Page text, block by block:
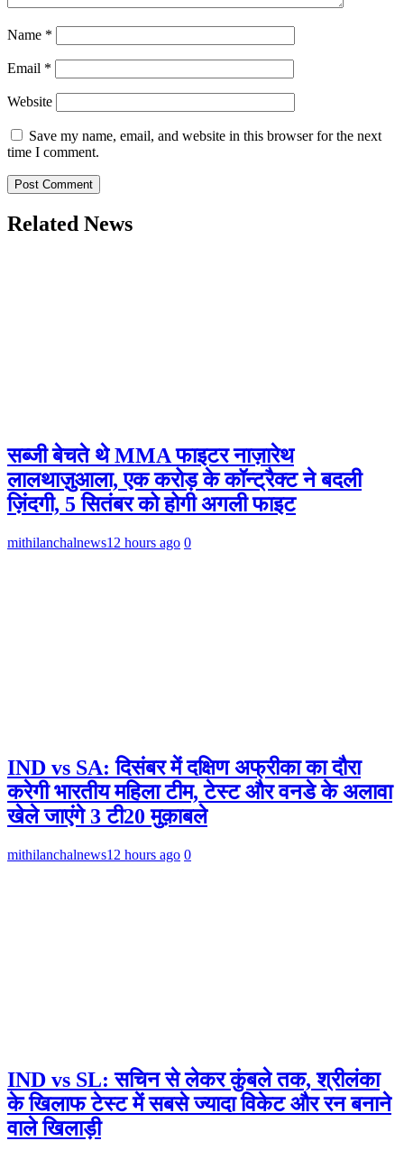
Name *
Email *
Website
Save my name, email, and website in this browser for the next
time I comment.
Related News
सब्जी बेचते थे MMA फाइटर नाज़ारेथ
लालथाज़ुआला, एक करोड़ के कॉन्ट्रैक्ट ने बदली
ज़िंदगी, 5 सितंबर को होगी अगली फाइट
mithilanchalnews12 hours ago 0
IND vs SA: दिसंबर में दक्षिण अफ्रीका का दौरा
करेगी भारतीय महिला टीम, टेस्ट और वनडे के अलावा
खेले जाएंगे 3 टी20 मुक़ाबले
mithilanchalnews12 hours ago 0
IND vs SL: सचिन से लेकर कुंबले तक, श्रीलंका
के खिलाफ टेस्ट में सबसे ज्यादा विकेट और रन बनाने
वाले खिलाड़ी